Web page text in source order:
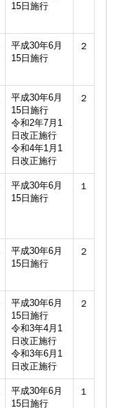
15日施行
平成30年6月
15日施行
２
平成30年6月
15日施行
令和2年7月1
日改正施行
令和4年1月1
日改正施行
２
平成30年6月
15日施行
１
平成30年6月
15日施行
２
平成30年6月
15日施行
令和3年4月1
日改正施行
令和3年6月1
日改正施行
２
平成30年6月
15日施行
１